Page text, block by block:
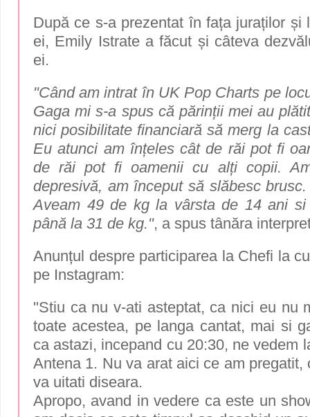
După ce s-a prezentat în fața juraților și
ei, Emily Istrate a făcut și câteva
ei.
"Când am intrat în UK Pop Charts pe
Gaga mi s-a spus că părinții mei au
nici posibilitate financiară să merg la
Eu atunci am înțeles cât de răi pot fi
de răi pot fi oamenii cu alți copii.
depresivă, am început să slăbesc
Aveam 49 de kg la vârsta de 14 ani
până la 31 de kg.", a spus tânăra
Anunțul despre participarea la Chefi la
pe Instagram:
"Stiu ca nu v-ati asteptat, ca nici eu nu
toate acestea, pe langa cantat, mai si
ca astazi, incepand cu 20:30, ne vedem
Antena 1. Nu va arat aici ce am pregatit,
va uitati diseara.
Apropo, avand in vedere ca este un